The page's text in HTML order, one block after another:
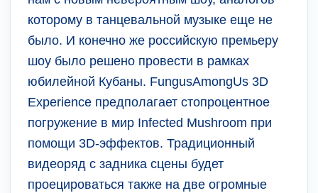
которому в танцевальной музыке еще не
было. И конечно же российскую премьеру
шоу было решено провести в рамках
юбилейной Кубаны. FungusAmongUs 3D
Experience предполагает стопроцентное
погружение в мир Infected Mushroom при
помощи 3D-эффектов. Традиционный
видеоряд с задника сцены будет
проецироваться также на две огромные